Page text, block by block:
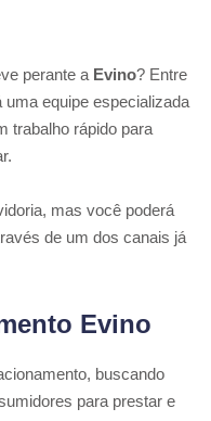
perante a Evino? Entre
equipe especializada
trabalho rápido para
mas você poderá
de um dos canais já
Evino
buscando
para prestar e